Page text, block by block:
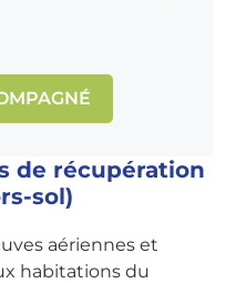
de récupération
sol)
aériennes et
habitations du